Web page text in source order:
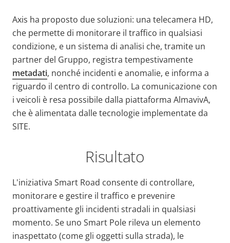
Axis ha proposto due soluzioni: una telecamera HD,
che permette di monitorare il traffico in qualsiasi
condizione, e un sistema di analisi che, tramite un
partner del Gruppo, registra tempestivamente
metadati, nonché incidenti e anomalie, e informa a
riguardo il centro di controllo. La comunicazione con
i veicoli è resa possibile dalla piattaforma AlmavivA,
che è alimentata dalle tecnologie implementate da
SITE.
Risultato
L'iniziativa Smart Road consente di controllare,
monitorare e gestire il traffico e prevenire
proattivamente gli incidenti stradali in qualsiasi
momento. Se uno Smart Pole rileva un elemento
inaspettato (come gli oggetti sulla strada), le